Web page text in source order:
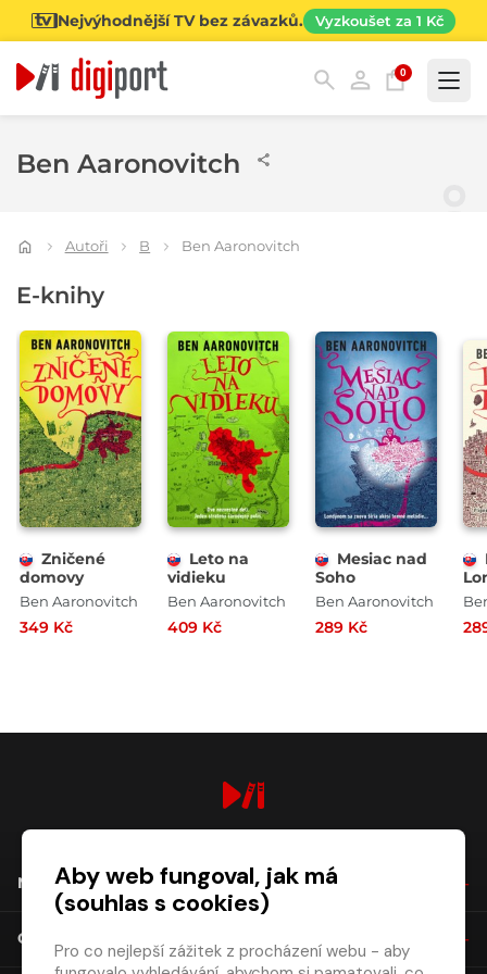
Nejvýhodnější TV bez závazků. Vyzkoušet za 1 Kč
0
Ben Aaronovitch
Autoři B Ben Aaronovitch
E-knihy
Zničené
domovy
Ben Aaronovitch
349 Kč
Leto na
vidieku
Ben Aaronovitch
409 Kč
Mesiac nad
Soho
Ben Aaronovitch
289 Kč
NÁKUP
O SPOLEČNOSTI
Aby web fungoval, jak má
(souhlas s cookies)
Pro co nejlepší zážitek z procházení webu - aby